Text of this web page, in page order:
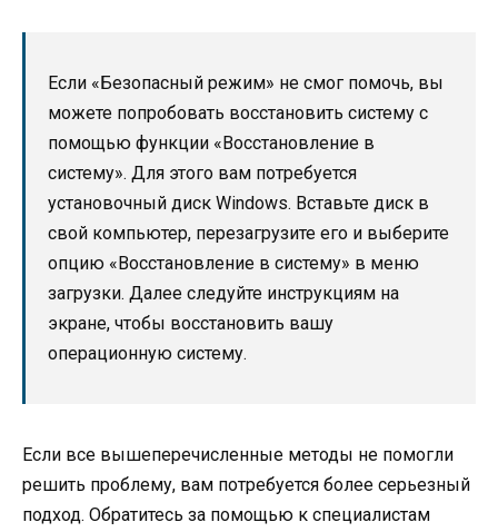
Если «Безопасный режим» не смог помочь, вы
можете попробовать восстановить систему с
помощью функции «Восстановление в
систему». Для этого вам потребуется
установочный диск Windows. Вставьте диск в
свой компьютер, перезагрузите его и выберите
опцию «Восстановление в систему» в меню
загрузки. Далее следуйте инструкциям на
экране, чтобы восстановить вашу
операционную систему.
Если все вышеперечисленные методы не помогли
решить проблему, вам потребуется более серьезный
подход. Обратитесь за помощью к специалистам